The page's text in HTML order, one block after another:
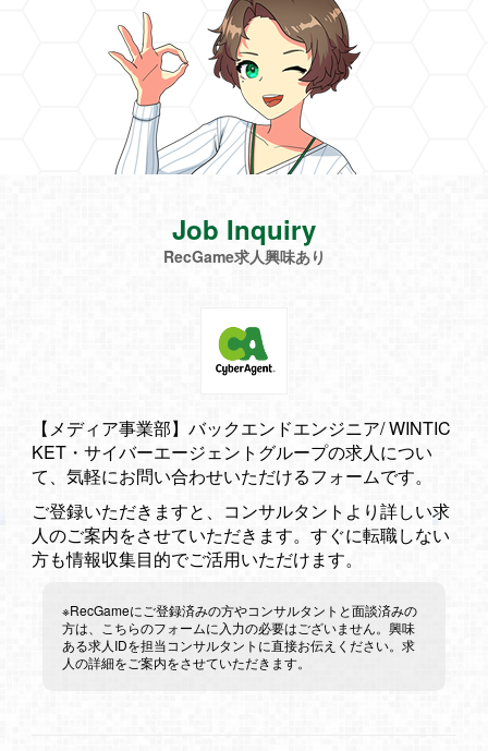
Job Inquiry
RecGame求人興味あり
【メディア事業部】バックエンドエンジニア/ WINTIC
KET・サイバーエージェントグループの求人につい
て、気軽にお問い合わせいただけるフォームです。
ご登録いただきますと、コンサルタントより詳しい求
人のご案内をさせていただきます。すぐに転職しない
方も情報収集目的でご活用いただけます。
※RecGameにご登録済みの方やコンサルタントと面談済みの
方は、こちらのフォームに入力の必要はございません。興味
ある求人IDを担当コンサルタントに直接お伝えください。求
人の詳細をご案内をさせていただきます。